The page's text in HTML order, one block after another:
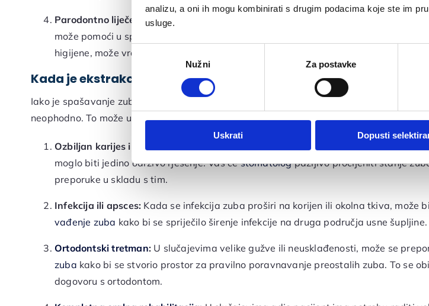
analizu, a oni ih mogu kombinirati s drugim podacima koje ste im
usluge.
Odabir
Nužni Za postavke
Uskrati Dopusti
Parodontno liječenje:Ako je bolest desni primarni uzrok propadanja zuba,
može pomoći u spašavanju zuba.
higijene, može vratiti zdravlje desni i spriječiti daljnje oštećenje zuba i potpornih
Kada je ekstrakcija zuba neophodna
Iako je spašavanje zuba često poželjna opcija, postoje situacije u kojima
neophodno. To može uključivati:
Ozbiljan karijes ili oštećenje: Ako je zub jako pokvaren ili nepopravljivo oštećen,
moglo biti jedino održivo rješenje. Vaš ćestomatologpažljivo procijeniti stanje
preporuke u skladu s tim.
Infekcija ili apsces: Kada se infekcija zuba proširi na korijen ili okolna tkiva, može
vađenje zuba kako bi se spriječilo širenje infekcije na druga područja usne šupljine.
Ortodontski tretman:U slučajevima velike gužve ili neusklađenosti, može se
zuba kako bi se stvorio prostor za pravilno poravnavanje preostalih zuba. To se
dogovoru s ortodontom.